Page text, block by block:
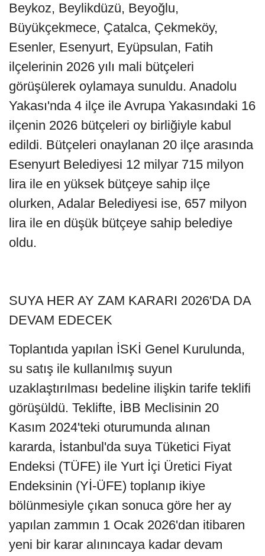
Beykoz, Beylikdüzü, Beyoğlu,
Büyükçekmece, Çatalca, Çekmeköy,
Esenler, Esenyurt, Eyüpsulan, Fatih
ilçelerinin 2026 yılı mali bütçeleri
görüşülerek oylamaya sunuldu. Anadolu
Yakası'nda 4 ilçe ile Avrupa Yakasındaki 16
ilçenin 2026 bütçeleri oy birliğiyle kabul
edildi. Bütçeleri onaylanan 20 ilçe arasında
Esenyurt Belediyesi 12 milyar 715 milyon
lira ile en yüksek bütçeye sahip ilçe
olurken, Adalar Belediyesi ise, 657 milyon
lira ile en düşük bütçeye sahip belediye
oldu.
SUYA HER AY ZAM KARARI 2026'DA DA
DEVAM EDECEK
Toplantıda yapılan İSKİ Genel Kurulunda,
su satış ile kullanılmış suyun
uzaklaştırılması bedeline ilişkin tarife teklifi
görüşüldü. Teklifte, İBB Meclisinin 20
Kasım 2024'teki oturumunda alınan
kararda, İstanbul'da suya Tüketici Fiyat
Endeksi (TÜFE) ile Yurt İçi Üretici Fiyat
Endeksinin (Yİ-ÜFE) toplanıp ikiye
bölünmesiyle çıkan sonuca göre her ay
yapılan zammın 1 Ocak 2026'dan itibaren
yeni bir karar alınıncaya kadar devam